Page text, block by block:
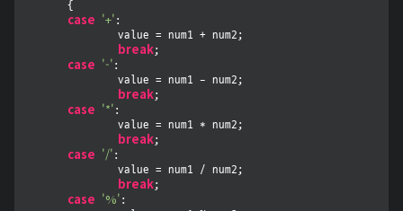
case '+' :
break;
case '-' :
break;
case '*' :
break;
case '/' :
break;
case '%' :